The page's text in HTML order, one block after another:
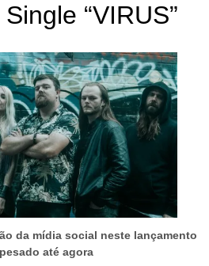
“VIRUS”
da mídia social neste lançamento
até agora